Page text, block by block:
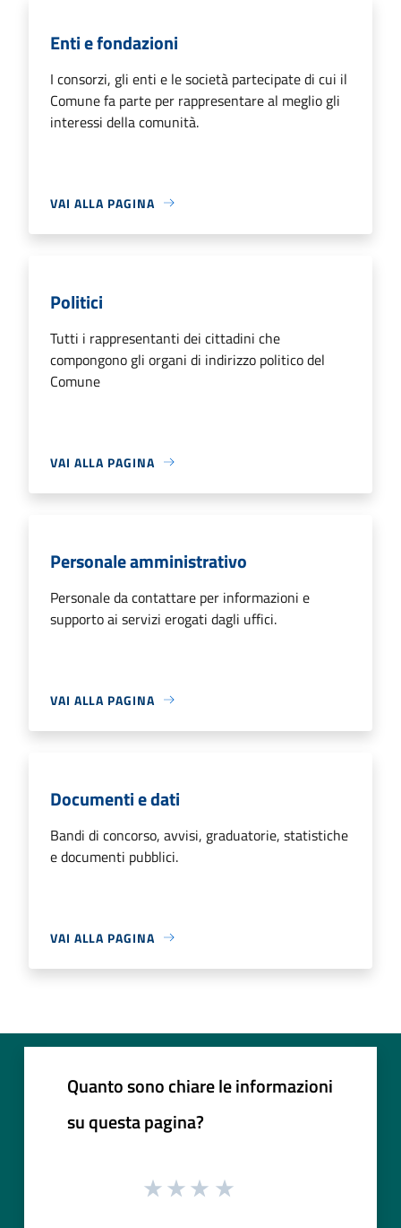
Enti e fondazioni
I consorzi, gli enti e le società partecipate di cui il
Comune fa parte per rappresentare al meglio gli
interessi della comunità.
VAI ALLA PAGINA
Politici
Tutti i rappresentanti dei cittadini che
compongono gli organi di indirizzo politico del
Comune
VAI ALLA PAGINA
Personale amministrativo
Personale da contattare per informazioni e
supporto ai servizi erogati dagli uffici.
VAI ALLA PAGINA
Documenti e dati
Bandi di concorso, avvisi, graduatorie, statistiche
e documenti pubblici.
VAI ALLA PAGINA
Quanto sono chiare le informazioni
su questa pagina?